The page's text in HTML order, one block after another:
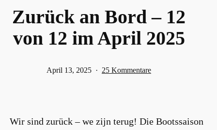
Zurück an Bord – 12
von 12 im April 2025
Veröffentlicht
April 13, 2025 25 Kommentarezu
–
Wir sind zurück – we zijn terug! Die Bootssaison